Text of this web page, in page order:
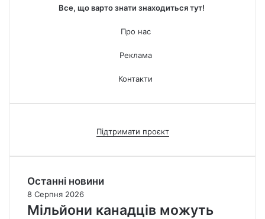
Все, що варто знати знаходиться тут!
Про нас
Реклама
Контакти
Підтримати проєкт
Останні новини
8 Серпня 2026
Мільйони канадців можуть